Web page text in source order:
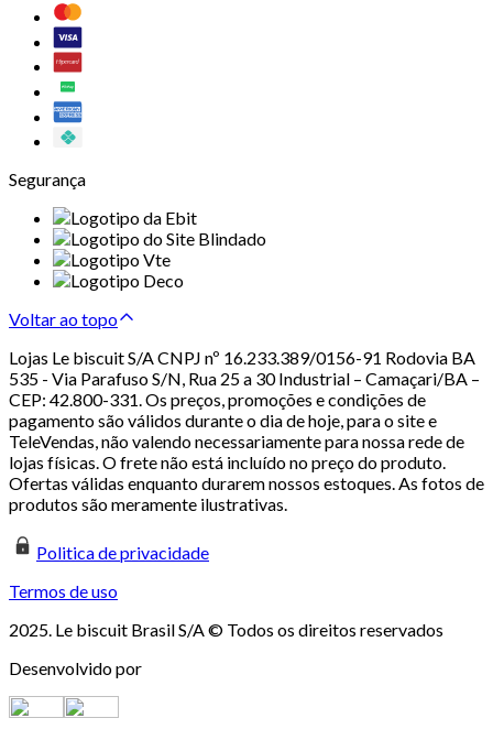
Segurança
Voltar ao topo
Lojas Le biscuit S/A CNPJ nº 16.233.389/0156-91 Rodovia BA
535 - Via Parafuso S/N, Rua 25 a 30 Industrial – Camaçari/BA –
CEP: 42.800-331. Os preços, promoções e condições de
pagamento são válidos durante o dia de hoje, para o site e
TeleVendas, não valendo necessariamente para nossa rede de
lojas físicas. O frete não está incluído no preço do produto.
Ofertas válidas enquanto durarem nossos estoques. As fotos de
produtos são meramente ilustrativas.
Politica de privacidade
Termos de uso
2025. Le biscuit Brasil S/A © Todos os direitos reservados
Desenvolvido por